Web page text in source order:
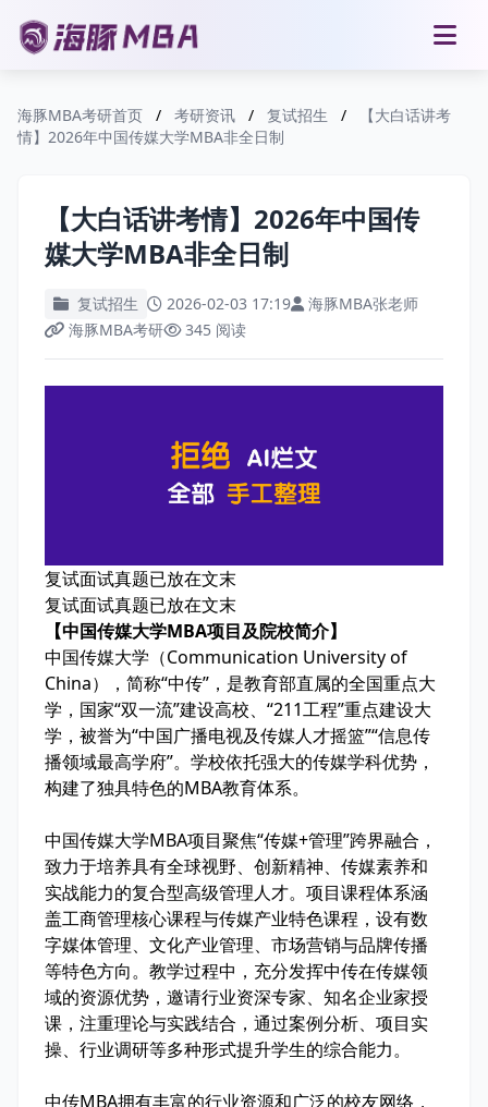
海豚MBA考研首页 / 考研资讯 / 复试招生 /
【大白话讲考
情】2026年中国传媒大学MBA非全日制
【大白话讲考情】2026年中国传
媒大学MBA非全日制
复试招生 2026-02-03 17:19
海豚MBA张老师
海豚MBA考研
345 阅读
复试面试真题已放在文末
复试面试真题已放在文末
【中国传媒大学MBA项目及院校简介】
中国传媒大学（Communication University of
China），简称“中传”，是教育部直属的全国重点大
学，国家“双一流”建设高校、“211工程”重点建设大
学，被誉为“中国广播电视及传媒人才摇篮”“信息传
播领域最高学府”。学校依托强大的传媒学科优势，
构建了独具特色的MBA教育体系。
中国传媒大学MBA项目聚焦“传媒+管理”跨界融合，
致力于培养具有全球视野、创新精神、传媒素养和
实战能力的复合型高级管理人才。项目课程体系涵
盖工商管理核心课程与传媒产业特色课程，设有数
字媒体管理、文化产业管理、市场营销与品牌传播
等特色方向。教学过程中，充分发挥中传在传媒领
域的资源优势，邀请行业资深专家、知名企业家授
课，注重理论与实践结合，通过案例分析、项目实
操、行业调研等多种形式提升学生的综合能力。
中传MBA拥有丰富的行业资源和广泛的校友网络，